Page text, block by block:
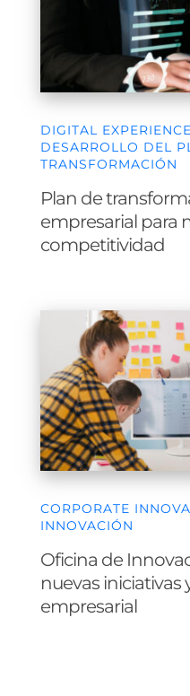
DIGITAL
DESARROLLO DEL
TRANSFORMACIÓN
Plan de
empresarial para
competitividad
CORPORATE
INNOVACIÓN
Oficina de
nuevas iniciativas
empresarial